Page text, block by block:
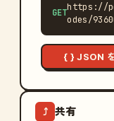
GET
https://
odes/
{ } JSON
⤴ 共有